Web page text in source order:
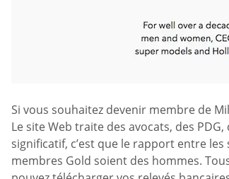
Si vous souhaitez devenir membre de
Le site Web traite des avocats, des
significatif, c’est que le rapport entre
membres Gold soient des hommes.